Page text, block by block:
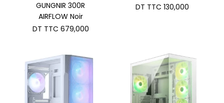
GUNGNIR 300R
AIRFLOW Noir
DT TTC 679,000
DT TTC 130,000